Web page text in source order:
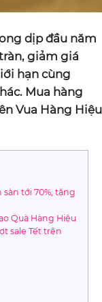
dịp đầu năm
giảm giá
hạn cùng
Mua hàng
Vua Hàng Hiệu
sàn tới 70%, tặng
Quà Hàng Hiệu
sale Tết trên